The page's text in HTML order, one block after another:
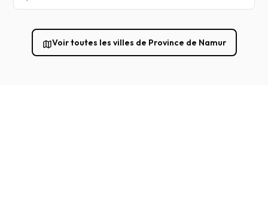
Voir toutes les villes de Province de Namur